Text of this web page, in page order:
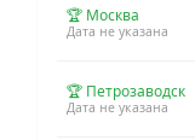
🏆 Москва
Дата не указана
🏆 Петрозаводск
Дата не указана